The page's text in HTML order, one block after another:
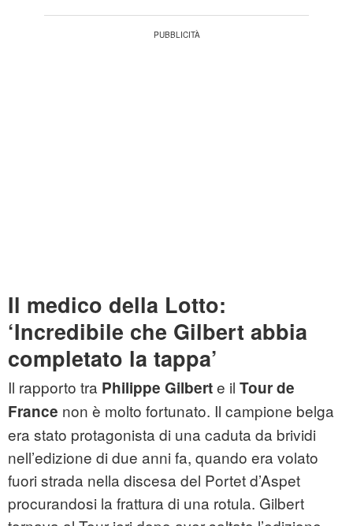
Il medico della Lotto:
‘Incredibile che Gilbert abbia
completato la tappa’
Il rapporto tra Philippe Gilberte il Tour de
France non è molto fortunato. Il campione belga
era stato protagonista di una caduta da brividi
nell’edizione di due anni fa, quando era volato
fuori strada nella discesa del Portet d’Aspet
procurandosi la frattura di una rotula. Gilbert